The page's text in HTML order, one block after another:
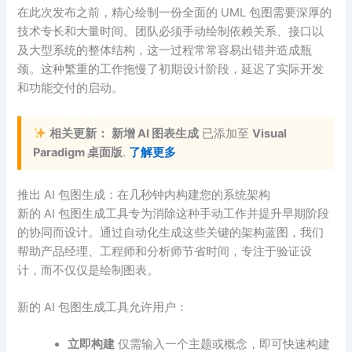
在此次发布之前，精心绘制一份全面的 UML 包图需要深厚的
技术专长和大量时间。团队必须手动绘制依赖关系、接口以
及大型系统的整体结构，这一过程常常容易出错并造成瓶
颈。这种繁重的工作拖慢了初期设计阶段，延迟了实际开发
和功能交付的启动。
相关更新： 新增 AI 图表生成 已添加至Visual
Paradigm 桌面版. 了解更多
推出 AI 包图生成：在几秒钟内构建您的系统架构
新的 AI 包图生成工具专为消除这种手动工作并提升早期阶段
的协同而设计。通过自动化生成这些关键的架构蓝图，我们
帮助产品经理、工程师和分析师节省时间，专注于验证设
计，而不仅仅是绘制图表。
新的 AI 包图生成工具允许用户：
立即构建 仅需输入一个主题或概念，即可快速构建